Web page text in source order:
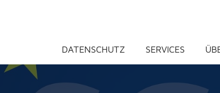
Liechtenstein
DATENSCHUTZ SERVICES